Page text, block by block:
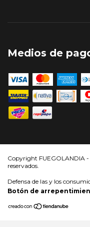
Medios de
Copyright FUEGOLANDIA -
reservados.
Defensa de las y los
Botón de